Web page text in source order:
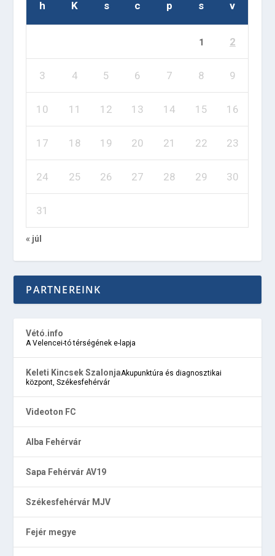
h K s c p s v
1 2
3 4 5 6 7 8 9
10 11 12 13 14 15 16
17 18 19 20 21 22 23
24 25 26 27 28 29 30
31
« júl
PARTNEREINK
Vétó.info
A Velencei-tó térségének e-lapja
Keleti Kincsek SzalonjaAkupunktúra és diagnosztikai
központ, Székesfehérvár
Videoton FC
Alba Fehérvár
Sapa Fehérvár AV19
Székesfehérvár MJV
Fejér megye